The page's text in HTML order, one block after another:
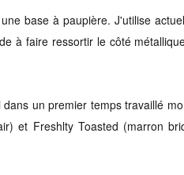
base à paupière. J'utilise
à faire ressortir le côté
un premier temps travaillé
et Freshlty Toasted (marron